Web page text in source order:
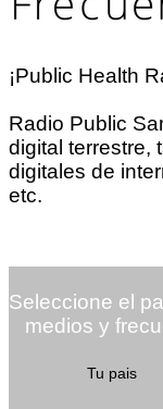
¡Public Health
Radio Public
digital terrestre,
digitales de
etc.
Seleccione el
medios y
Tu pais